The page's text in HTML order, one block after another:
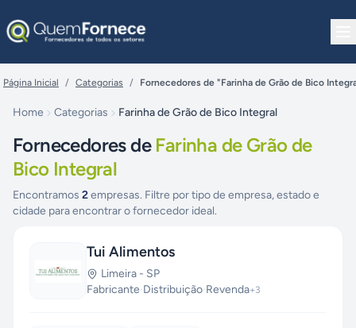
Página Inicial / Categorias / Fornecedores de "Farinha de Grão de Bico
Home Categorias Farinha de Grão de Bico Integral
Fornecedores de Farinha de Grão de
Bico Integral
Encontramos 2empresas. Filtre por tipo de empresa, estado e
cidade para encontrar o fornecedor ideal.
Tui Alimentos
Limeira - SP
Fabricante·Distribuição·Revenda+3